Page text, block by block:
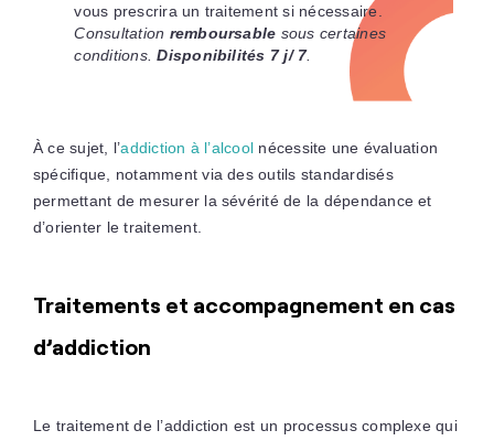
vous prescrira un traitement si nécessaire.
Consultation remboursable sous certaines
conditions.Disponibilités 7 j/ 7.
À ce sujet, l’addiction à l’alcool nécessite une évaluation
spécifique, notamment via des outils standardisés
permettant de mesurer la sévérité de la dépendance et
d’orienter le traitement.
Traitements et accompagnement en cas
d’addiction
Le traitement de l’addiction est un processus complexe qui